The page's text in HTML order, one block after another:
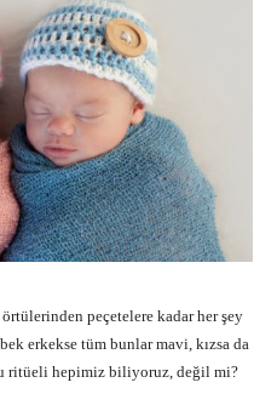
peçetelere kadar her şey
erkekse tüm bunlar mavi, kızsa da
ritüeli hepimiz biliyoruz, değil mi?